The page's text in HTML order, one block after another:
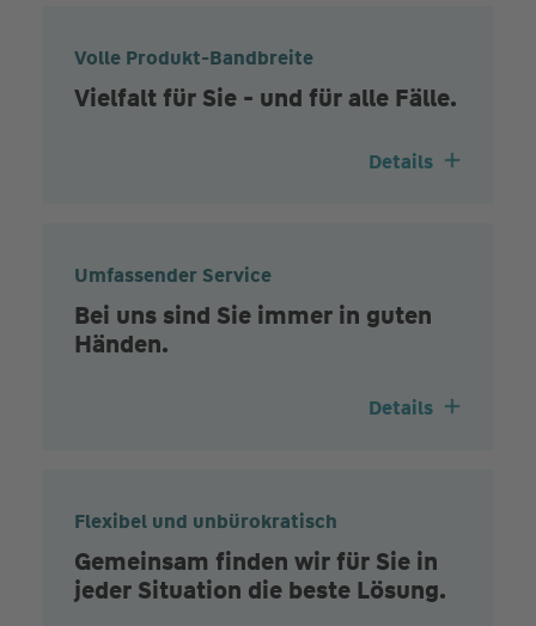
Volle Produkt-Bandbreite
Vielfalt für Sie - und für alle Fälle.
Details
Umfassender Service
Bei uns sind Sie immer in guten
Händen.
Details
Flexibel und unbürokratisch
Gemeinsam finden wir für Sie in
jeder Situation die beste Lösung.